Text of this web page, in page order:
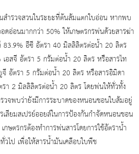
ำรวจสวนในระยะที่ต้นส้มแตกใบอ่อน หากพบ
ดอ่อนมากกว่า 50% ให้เกษตรกรพ่นด้วยสารฆ่า
83.9% อีซี อัตรา 40 มิลลิลิตรต่อน้ำ 20 ลิตร
อสจี อัตรา 5 กรัมต่อน้ำ 20 ลิตร หรือสารไท
อัตรา 5 กรัมต่อน้ำ 20 ลิตร หรือสารอิมิดา
า 2 มิลลิลิตรต่อน้ำ 20 ลิตร โดยพ่นให้ทั่วทั้ง
จพบว่ายังมีการระบาดของหนอนชอนใบส้มอยู่
เลียมสเปรย์ออยล์ในการป้องกันกำจัดหนอนชอน
ษตรกรต้องทำการพ่นสารโดยการใช้อัตราน้ำ
ไป เพื่อให้สารน้ำมันเคลือบใบพืช